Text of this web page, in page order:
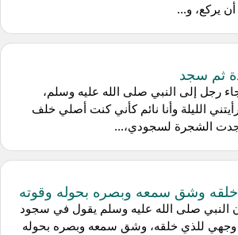
يركع، و...
ثم سجد
رجل إلى النبي صلى الله عليه وسلم،
الليلة وأنا نائم كأني كنت أصلي خلف
الشجرة لسجودي،...
وشق سمعه وبصره بحوله وقوته
النبي صلى الله عليه وسلم يقول في سجود
وجهي للذي خلقه، وشق سمعه وبصره بحوله